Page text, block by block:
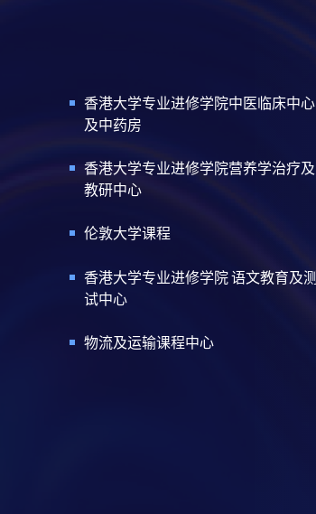
香港大学专业进修学院中医临床中心
及中药房
香港大学专业进修学院营养学治疗及
教研中心
伦敦大学课程
香港大学专业进修学院 语文教育及测
试中心
物流及运输课程中心